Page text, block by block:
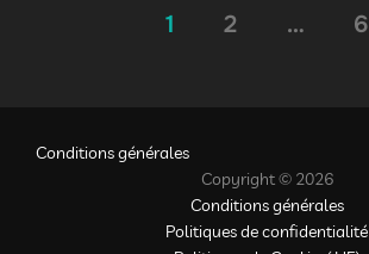
Pagination
1 2 … 6
Conditions générales
Copyright © 2026
Conditions générales
Politiques de confidentialité